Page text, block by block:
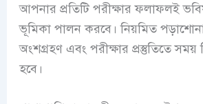
আপনার প্রতিটি পরীক্ষার ফলাফলই
ভূমিকা পালন করবে। নিয়মিত পড়াশোনা
অংশগ্রহণ এবং পরীক্ষার প্রস্তুতিতে
হবে।